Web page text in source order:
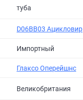
туба
D06BB03 Ацикловир
Импортный
Глаксо Оперейшнс
Великобритания